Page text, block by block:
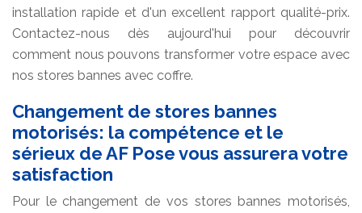
installation rapide et d'un excellent rapport qualité-prix.
Contactez-nous dès aujourd'hui pour découvrir
comment nous pouvons transformer votre espace avec
nos stores bannes avec coffre.
Changement de stores bannes
motorisés: la compétence et le
sérieux de AF Pose vous assurera votre
satisfaction
Pour le changement de vos stores bannes motorisés,